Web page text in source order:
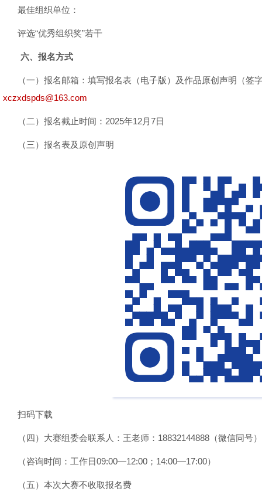
最佳组织单位：
评选“优秀组织奖”若干
六、报名方式
（一）报名邮箱：填写报名表（电子版）及作品原创声明（签
xczxdspds@163.com
（二）报名截止时间：2025年12月7日
（三）报名表及原创声明
扫码下载
（四）大赛组委会联系人：王老师：18832144888（微信同号）
（咨询时间：工作日09:00—12:00；14:00—17:00）
（五）本次大赛不收取报名费